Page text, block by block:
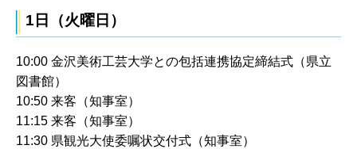
1日（火曜日）
10:00 金沢美術工芸大学との包括連携協定締結式（県立
図書館）
10:50 来客（知事室）
11:15 来客（知事室）
11:30 県観光大使委嘱状交付式（知事室）